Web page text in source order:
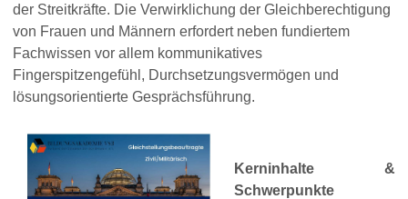
der Streitkräfte. Die Verwirklichung der Gleichberechtigung
von Frauen und Männern erfordert neben fundiertem
Fachwissen vor allem kommunikatives
Fingerspitzengefühl, Durchsetzungsvermögen und
lösungsorientierte Gesprächsführung.
Kerninhalte &
Schwerpunkte